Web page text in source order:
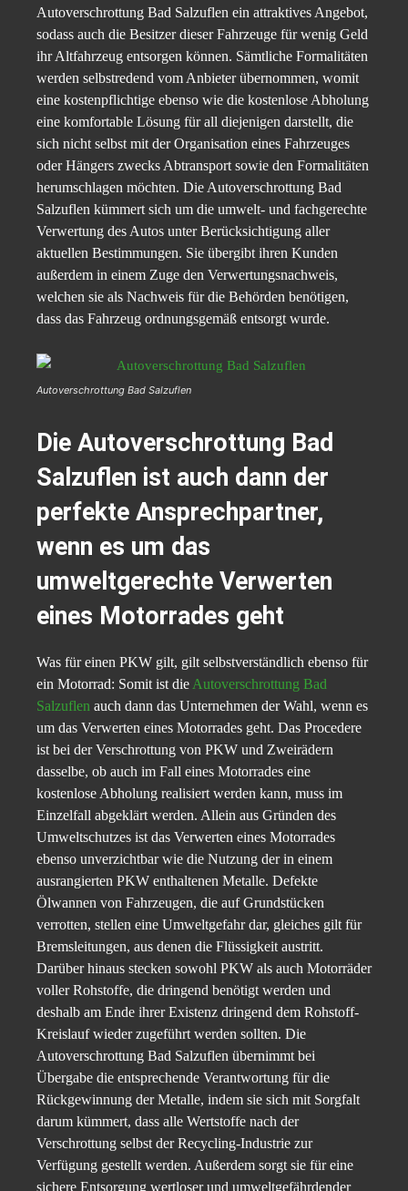
Autoverschrottung Bad Salzuflen ein attraktives Angebot,
sodass auch die Besitzer dieser Fahrzeuge für wenig Geld
ihr Altfahrzeug entsorgen können. Sämtliche Formalitäten
werden selbstredend vom Anbieter übernommen, womit
eine kostenpflichtige ebenso wie die kostenlose Abholung
eine komfortable Lösung für all diejenigen darstellt, die
sich nicht selbst mit der Organisation eines Fahrzeuges
oder Hängers zwecks Abtransport sowie den Formalitäten
herumschlagen möchten. Die Autoverschrottung Bad
Salzuflen kümmert sich um die umwelt- und fachgerechte
Verwertung des Autos unter Berücksichtigung aller
aktuellen Bestimmungen. Sie übergibt ihren Kunden
außerdem in einem Zuge den Verwertungsnachweis,
welchen sie als Nachweis für die Behörden benötigen,
dass das Fahrzeug ordnungsgemäß entsorgt wurde.
Autoverschrottung Bad Salzuflen
Die Autoverschrottung Bad
Salzuflen ist auch dann der
perfekte Ansprechpartner,
wenn es um das
umweltgerechte Verwerten
eines Motorrades geht
Was für einen PKW gilt, gilt selbstverständlich ebenso für
ein Motorrad: Somit ist die Autoverschrottung Bad
Salzuflen auch dann das Unternehmen der Wahl, wenn es
um das Verwerten eines Motorrades geht. Das Procedere
ist bei der Verschrottung von PKW und Zweirädern
dasselbe, ob auch im Fall eines Motorrades eine
kostenlose Abholung realisiert werden kann, muss im
Einzelfall abgeklärt werden. Allein aus Gründen des
Umweltschutzes ist das Verwerten eines Motorrades
ebenso unverzichtbar wie die Nutzung der in einem
ausrangierten PKW enthaltenen Metalle. Defekte
Ölwannen von Fahrzeugen, die auf Grundstücken
verrotten, stellen eine Umweltgefahr dar, gleiches gilt für
Bremsleitungen, aus denen die Flüssigkeit austritt.
Darüber hinaus stecken sowohl PKW als auch Motorräder
voller Rohstoffe, die dringend benötigt werden und
deshalb am Ende ihrer Existenz dringend dem Rohstoff-
Kreislauf wieder zugeführt werden sollten. Die
Autoverschrottung Bad Salzuflen übernimmt bei
Übergabe die entsprechende Verantwortung für die
Rückgewinnung der Metalle, indem sie sich mit Sorgfalt
darum kümmert, dass alle Wertstoffe nach der
Verschrottung selbst der Recycling-Industrie zur
Verfügung gestellt werden. Außerdem sorgt sie für eine
sichere Entsorgung wertloser und umweltgefährdender